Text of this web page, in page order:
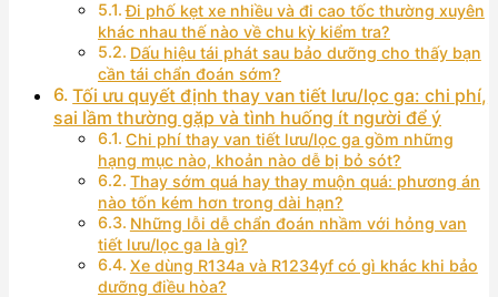
Đi phố kẹt xe nhiều và đi cao tốc thường xuyên
khác nhau thế nào về chu kỳ kiểm tra?
Dấu hiệu tái phát sau bảo dưỡng cho thấy bạn
cần tái chẩn đoán sớm?
Tối ưu quyết định thay van tiết lưu/lọc ga: chi phí,
sai lầm thường gặp và tình huống ít người để ý
Chi phí thay van tiết lưu/lọc ga gồm những
hạng mục nào, khoản nào dễ bị bỏ sót?
Thay sớm quá hay thay muộn quá: phương án
nào tốn kém hơn trong dài hạn?
Những lỗi dễ chẩn đoán nhầm với hỏng van
tiết lưu/lọc ga là gì?
Xe dùng R134a và R1234yf có gì khác khi bảo
dưỡng điều hòa?